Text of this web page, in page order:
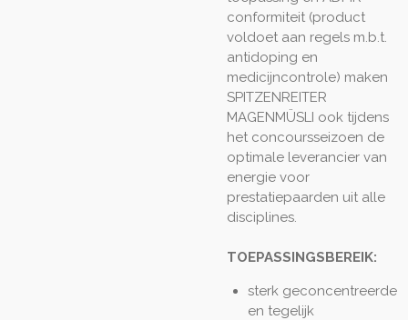
conformiteit (product
voldoet aan regels m.b.t.
antidoping en
medicijncontrole) maken
SPITZENREITER
MAGENMÜSLI ook tijdens
het concoursseizoen de
optimale leverancier van
energie voor
prestatiepaarden uit alle
disciplines.
TOEPASSINGSBEREIK:
sterk geconcentreerde
en tegelijk